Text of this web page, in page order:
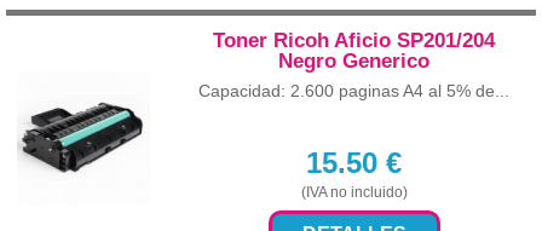
Toner Ricoh Aficio SP201/204
Negro Generico
Capacidad: 2.600 paginas A4 al 5% de...
15.50 €
(IVA no incluido)